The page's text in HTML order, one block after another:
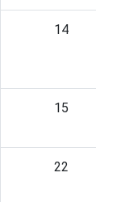
14
15
22